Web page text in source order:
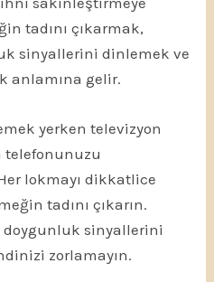
tadını çıkarmak,
sinyallerini dinlemek ve
anlamına gelir.
yerken televizyon
telefonunuzu
lokmayı dikkatlice
tadını çıkarın.
sinyallerini
zorlamayın.